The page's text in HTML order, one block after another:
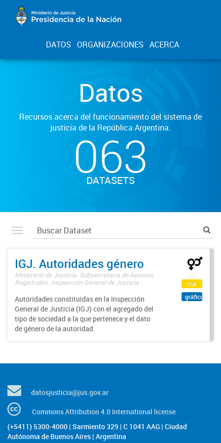
DATOS ORGANIZACIONES ACERCA
Datos
Recursos acerca del funcionamiento del sistema de
justicia de la República Argentina.
063
DATASETS
IGJ. Autoridades género
Ministerio de Justicia. Subsecretaría de Asuntos
Registrales. Inspección General de Justicia
Autoridades constituidas en la Inspección
General de Justicia (IGJ) con el agregado del
tipo de sociedad a la que pertenece y el dato
de género de la autoridad.
csv
gráfico
datosjusticia@jus.gov.ar
Commons Attribution 4.0 International license
(+5411) 5300-4000 | Sarmiento 329 | C 1041 AAG | Ciudad
Autónoma de Buenos Aires | Argentina